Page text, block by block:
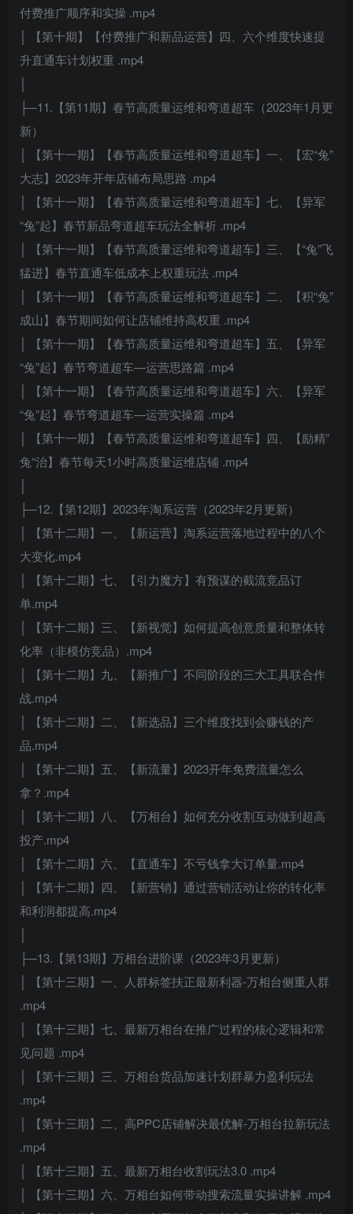
付费推广顺序和实操 .mp4
│ 【第十期】【付费推广和新品运营】四、六个维度快速提
升直通车计划权重 .mp4
├─11.【第11期】春节高质量运维和弯道超车（2023年1月更
新）
│ 【第十一期】【春节高质量运维和弯道超车】一、【宏“兔”
大志】2023年开年店铺布局思路 .mp4
│ 【第十一期】【春节高质量运维和弯道超车】七、【异军
“兔”起】春节新品弯道超车玩法全解析 .mp4
│ 【第十一期】【春节高质量运维和弯道超车】三、【“兔”飞
猛进】春节直通车低成本上权重玩法 .mp4
│ 【第十一期】【春节高质量运维和弯道超车】二、【积“兔”
成山】春节期间如何让店铺维持高权重 .mp4
│ 【第十一期】【春节高质量运维和弯道超车】五、【异军
“兔”起】春节弯道超车—运营思路篇 .mp4
│ 【第十一期】【春节高质量运维和弯道超车】六、【异军
“兔”起】春节弯道超车—运营实操篇 .mp4
│ 【第十一期】【春节高质量运维和弯道超车】四、【励精”
兔“治】春节每天1小时高质量运维店铺 .mp4
├─12.【第12期】2023年淘系运营（2023年2月更新）
│ 【第十二期】一、【新运营】淘系运营落地过程中的八个
大变化.mp4
│ 【第十二期】七、【引力魔方】有预谋的截流竞品订
单.mp4
│ 【第十二期】三、【新视觉】如何提高创意质量和整体转
化率（非模仿竞品）.mp4
│ 【第十二期】九、【新推广】不同阶段的三大工具联合作
战.mp4
│ 【第十二期】二、【新选品】三个维度找到会赚钱的产
品.mp4
│ 【第十二期】五、【新流量】2023开年免费流量怎么
拿？.mp4
│ 【第十二期】八、【万相台】如何充分收割互动做到超高
投产.mp4
│ 【第十二期】六、【直通车】不亏钱拿大订单量.mp4
│ 【第十二期】四、【新营销】通过营销活动让你的转化率
和利润都提高.mp4
├─13.【第13期】万相台进阶课（2023年3月更新）
│ 【第十三期】一、人群标签扶正最新利器-万相台侧重人群
.mp4
│ 【第十三期】七、最新万相台在推广过程的核心逻辑和常
见问题 .mp4
│ 【第十三期】三、万相台货品加速计划群暴力盈利玩法
.mp4
│ 【第十三期】二、高PPC店铺解决最优解-万相台拉新玩法
.mp4
│ 【第十三期】五、最新万相台收割玩法3.0 .mp4
│ 【第十三期】六、万相台如何带动搜索流量实操讲解 .mp4